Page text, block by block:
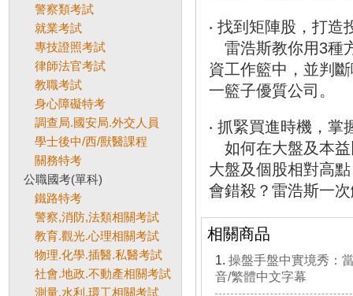
警察類考試
就業考試
專技證照考試
律師法官考試
教職考試
身心障礙特考
調查局.國安局.外交人員
學士後中/西/獸醫課程
關務特考
公職國考(單科)
鐵路特考
警察,消防,法類相關考試
教育.觀光.心理相關考試
物理.化學.插醫.私醫考試
社會.地政.不動產相關考試
測量.水利.環工相關考試
‧ 找到矩陣股，打造
雷浩斯教你用3種
資工作籃中，並判
一籃子優質公司。
‧ 抓緊買進時機，掌
如何在大盤及本益
大盤及個股相對高
會錯殺？雷浩斯一
相關商品
操盤手盤中實境秀：
音/繁體中文字幕